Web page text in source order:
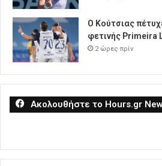
Ο Κούτσιας
φετινής Primeira
2 ώρες πρίν
Ακολουθήστε το Hours.gr